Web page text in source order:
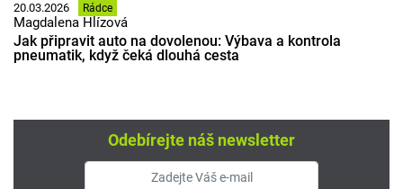
20.03.2026 Rádce
Magdalena Hlízová
Jak připravit auto na dovolenou: Výbava a kontrola
pneumatik, když čeká dlouhá cesta
Odebírejte náš newsletter